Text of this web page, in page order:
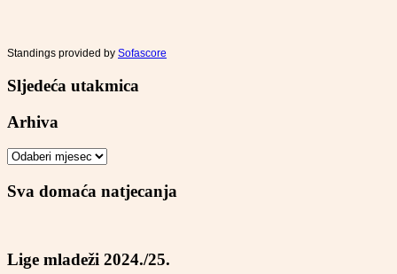
Standings provided by Sofascore
Sljedeća utakmica
Arhiva
Arhiva
Sva domaća natjecanja
Lige mladeži 2024./25.